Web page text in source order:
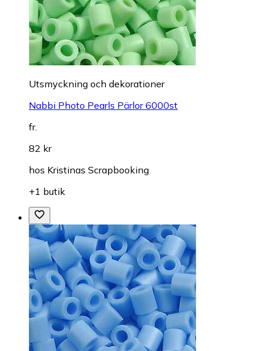
Utsmyckning och dekorationer
Nabbi Photo Pearls Pärlor 6000st
fr.
82 kr
hos Kristinas Scrapbooking
+1 butik